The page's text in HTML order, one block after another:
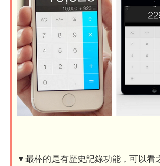
▼最棒的是有歷史記錄功能，可以看